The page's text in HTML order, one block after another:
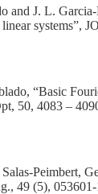
and J. L.
systems”,
“Basic
50, 4083 –
Peimbert,
49 (5),